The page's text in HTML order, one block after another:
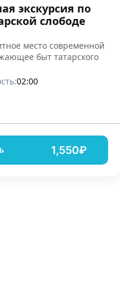
экскурсия по
слободе
место современной
быт татарского
02:00
1,550₽